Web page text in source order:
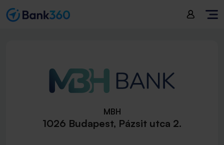
MBH
1026 Budapest, Pázsit utca 2.